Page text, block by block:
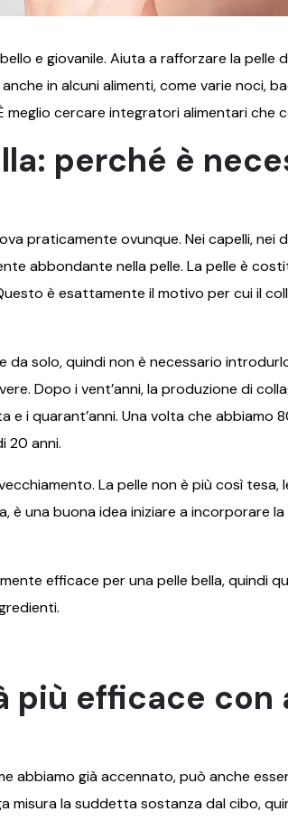
e giovanile. Aiuta a rafforzare la pelle
in alcuni alimenti, come varie noci,
cercare integratori alimentari che
perché è
praticamente ovunque. Nei capelli, nei
abbondante nella pelle. La pelle è
è esattamente il motivo per cui il
da solo, quindi non è necessario
Dopo i vent’anni, la produzione di
i quarant’anni. Una volta che abbiamo
20 anni.
La pelle non è più così tesa,
una buona idea iniziare a incorporare
efficace per una pelle bella, quindi
più efficace
abbiamo già accennato, può anche
la suddetta sostanza dal cibo,